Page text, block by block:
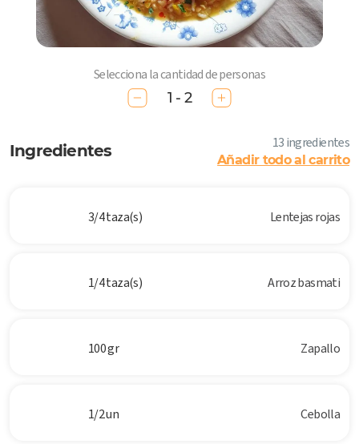
Selecciona la cantidad de personas
1 - 2
Ingredientes 13 ingredientes
Añadir todo al carrito
3/4 taza(s) Lentejas rojas
1/4 taza(s) Arroz basmati
100 gr Zapallo
1/2 un Cebolla